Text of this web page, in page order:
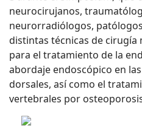
neurocirujanos,
neurorradiólogos,
distintas técnicas de cirugía
para el tratamiento de la
abordaje endoscópico en
dorsales, así como el
vertebrales por